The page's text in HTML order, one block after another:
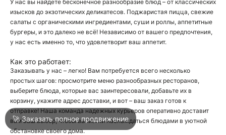
Войти
ГородКлин
Написать в техподдержку
У нас вы найдете бесконечное разнообразие блюд – от классических
изысков до экзотических деликатесов. Поджаристая пицца, свежие
салаты с органическими ингредиентами, суши и роллы, аппетитные
бургеры, и это далеко не всё! Независимо от вашего предпочтения,
у нас есть именно то, что удовлетворит ваш аппетит.
Как это работает:
Заказывать у нас – легко! Вам потребуется всего несколько
простых шагов: просмотрите меню разнообразных ресторанов,
выберите блюда, которые вас заинтересовали, добавьте их в
корзину, укажите адрес доставки, и вот – ваш заказ готов к
отправке! Наша команда надежных курьеров оперативно доставит
вам ваш выбор, чтобы вы могли наслаждаться блюдами в уютной
обстановке своего дома.
🚀 Заказать полное продвижение